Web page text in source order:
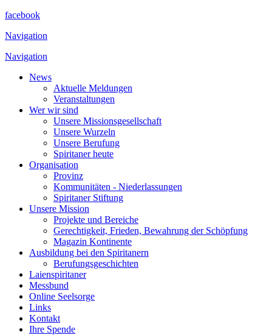
facebook
Navigation
Navigation
News
Aktuelle Meldungen
Veranstaltungen
Wer wir sind
Unsere Missionsgesellschaft
Unsere Wurzeln
Unsere Berufung
Spiritaner heute
Organisation
Provinz
Kommunitäten - Niederlassungen
Spiritaner Stiftung
Unsere Mission
Projekte und Bereiche
Gerechtigkeit, Frieden, Bewahrung der Schöpfung
Magazin Kontinente
Ausbildung bei den Spiritanern
Berufungsgeschichten
Laienspiritaner
Messbund
Online Seelsorge
Links
Kontakt
Ihre Spende